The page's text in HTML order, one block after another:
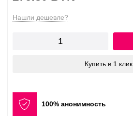
Нашли дешевле?
Купить в 1 клик
100% анонимность